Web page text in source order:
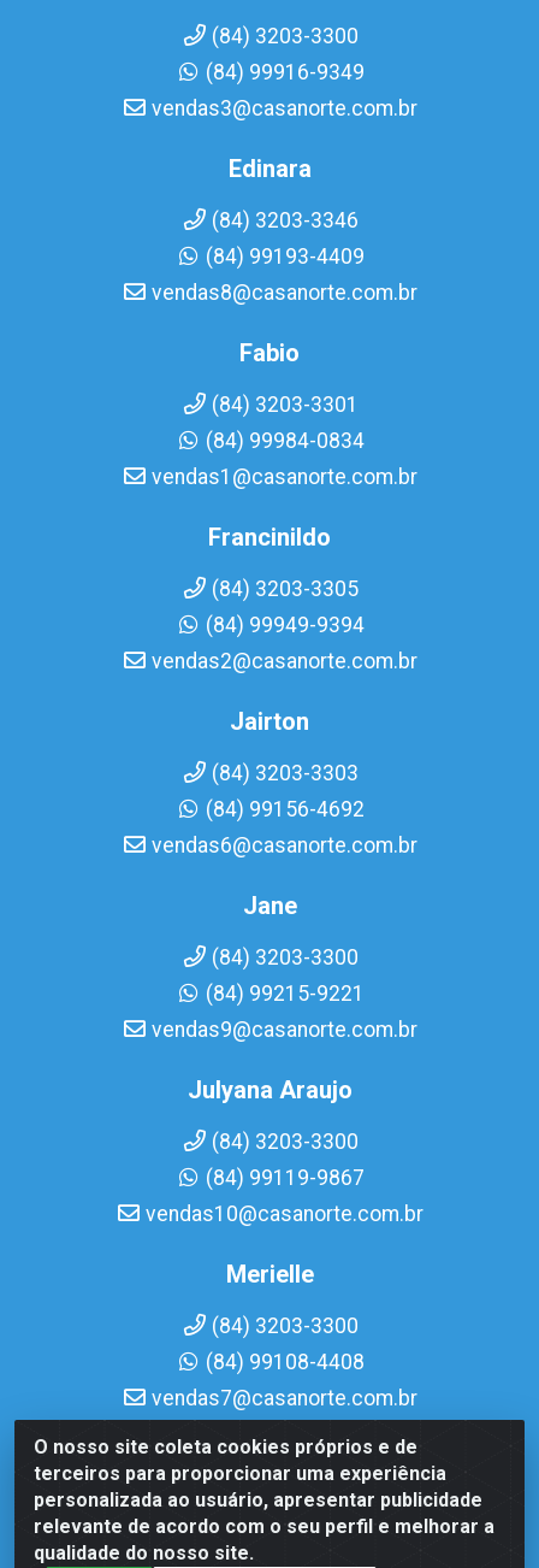
O nosso site coleta cookies próprios e de
terceiros para proporcionar uma experiência
personalizada ao usuário, apresentar publicidade
relevante de acordo com o seu perfil e melhorar a
qualidade do nosso site.
(84) 3203-3300
(84) 99916-9349
vendas3@casanorte.com.br
Edinara
(84) 3203-3346
(84) 99193-4409
vendas8@casanorte.com.br
Fabio
(84) 3203-3301
(84) 99984-0834
vendas1@casanorte.com.br
Francinildo
(84) 3203-3305
(84) 99949-9394
vendas2@casanorte.com.br
Jairton
(84) 3203-3303
(84) 99156-4692
vendas6@casanorte.com.br
Jane
(84) 3203-3300
(84) 99215-9221
vendas9@casanorte.com.br
Julyana Araujo
(84) 3203-3300
(84) 99119-9867
vendas10@casanorte.com.br
Merielle
(84) 3203-3300
(84) 99108-4408
vendas7@casanorte.com.br
Casa Norte LTDA - Av. Interventor Mário Câmara, 1815 -
Dix-Sept Rosado, Natal/RN - CEP 59054-600 - CNPJ
08.713.513/0001-51